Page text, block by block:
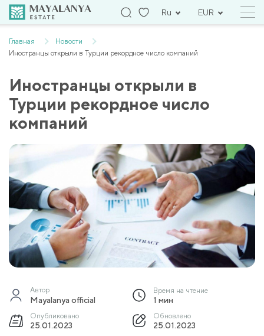
Ru EUR
Главная
Новости
Иностранцы открыли в Турции рекордное число компаний
Иностранцы открыли в
Турции рекордное число
компаний
Автор
Mayalanya official
Время на чтение
1 мин
Опубликовано
25.01.2023
Обновлено
25.01.2023